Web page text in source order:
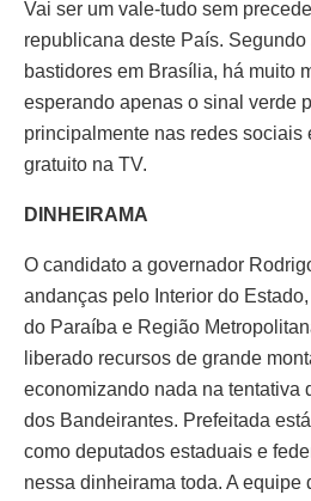
Vai ser um vale-tudo sem
republicana deste País.
bastidores em Brasília, há muito
esperando apenas o sinal verde
principalmente nas redes sociais
gratuito na TV.
DINHEIRAMA
O candidato a governador
andanças pelo Interior do
do Paraíba e Região
liberado recursos de grande
economizando nada na tentativa
dos Bandeirantes. Prefeitada
como deputados estaduais e
nessa dinheirama toda. A equipe